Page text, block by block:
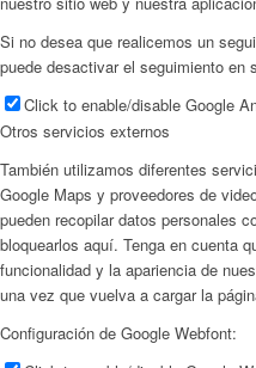
Si no desea que realicemos un
puede desactivar el seguimiento en
Click to enable/disable Google
Otros servicios externos
También utilizamos diferentes
Google Maps y proveedores de
pueden recopilar datos personales
bloquearlos aquí. Tenga en cuenta
funcionalidad y la apariencia de
una vez que vuelva a cargar la
Configuración de Google Webfont: